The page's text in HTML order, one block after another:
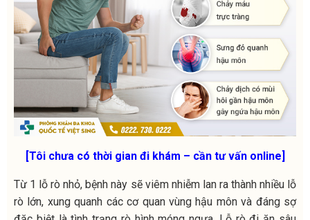
[Tôi chưa có thời gian đi khám – cần tư vấn online]
Từ 1 lỗ rò nhỏ, bệnh này sẽ viêm nhiễm lan ra thành nhiều lỗ
rò lớn, xung quanh các cơ quan vùng hậu môn và đáng sợ